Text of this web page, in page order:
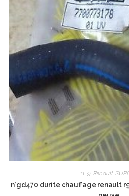
11, 9, Renault,
n°gd470 durite chauffage renault r9